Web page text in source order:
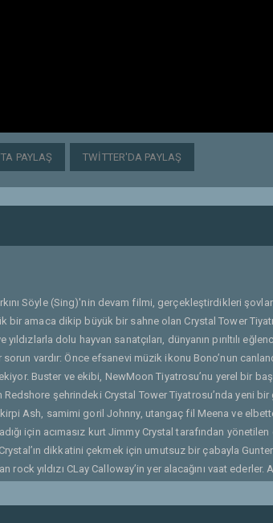
PAYLAŞ TWITTER'DA PAYLAŞ
Söyle (Sing)'nin devam filmi, gerçekleştirdikleri
bir amaca dikip büyük bir sahne olan Crystal Tower
dolu hayvan sanatçıları, dünyanın pırıltılı
vardır: Önce efsanevi müzik ikonu Bono’nun
Buster ve ekibi, NewMoon Tiyatrosu’nu yerel bir
Redshore şehrindeki Crystal Tower Tiyatrosu’nda yeni
Ash, samimi goril Johnny, utangaç fil Meena ve
için acımasız kurt Jimmy Crystal tarafından
dikkatini çekmek için umutsuz bir çabayla
yıldızı CLay Calloway’in yer alacağını vaat ederler.
yardım ederken ve Bay Crystal’ın baskısı ile kötü